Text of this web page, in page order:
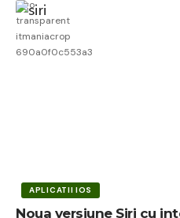
APLICATII IOS
Noua versiune Siri cu